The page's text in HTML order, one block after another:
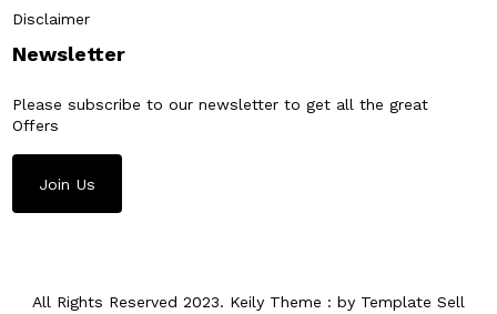
Disclaimer
Newsletter
Please subscribe to our newsletter to get all the great
Offers
Join Us
All Rights Reserved 2023. Keily Theme : by Template Sell